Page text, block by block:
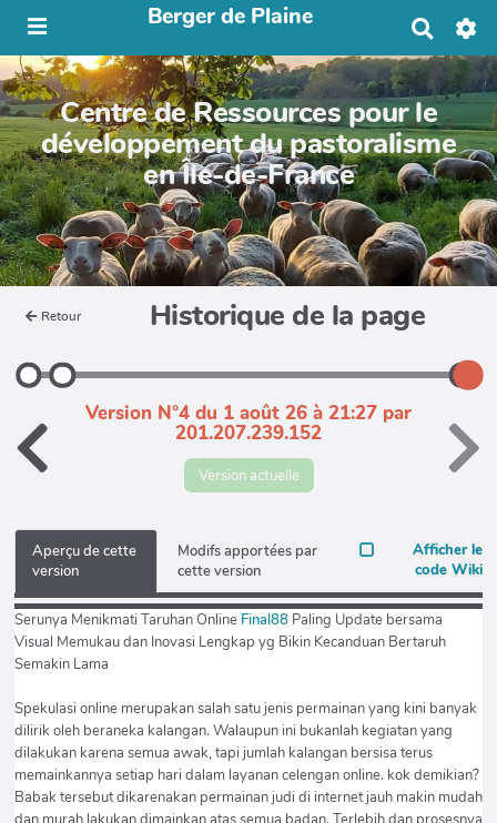
Berger de Plaine
h
e
r
c
h
e
r
Centre de Ressources pour le
développement du pastoralisme
en Île-de-France
Retour Historique de la page
Version N°4 du 1 août 26 à 21:27 par
201.207.239.152
Version actuelle
Aperçu de cette
version
Modifs apportées par
cette version
Afficher le
code Wiki